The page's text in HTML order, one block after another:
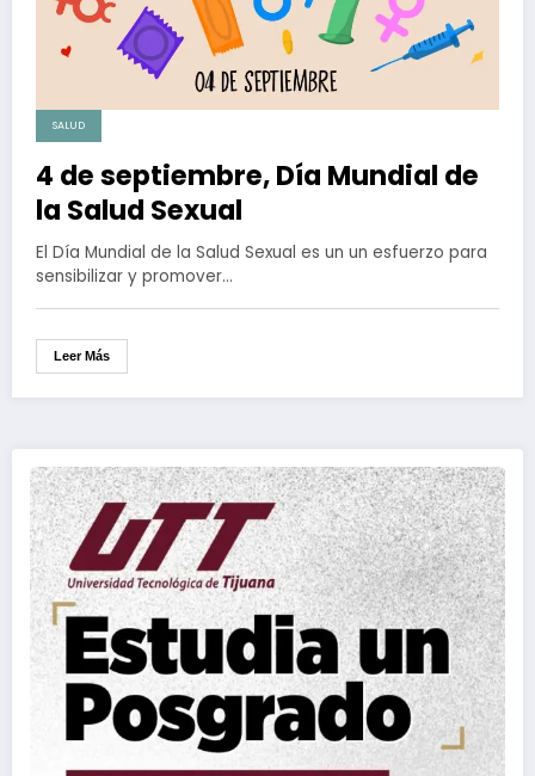
SALUD
4 de septiembre, Día Mundial de
la Salud Sexual
El Día Mundial de la Salud Sexual es un un esfuerzo para
sensibilizar y promover…
Leer Más